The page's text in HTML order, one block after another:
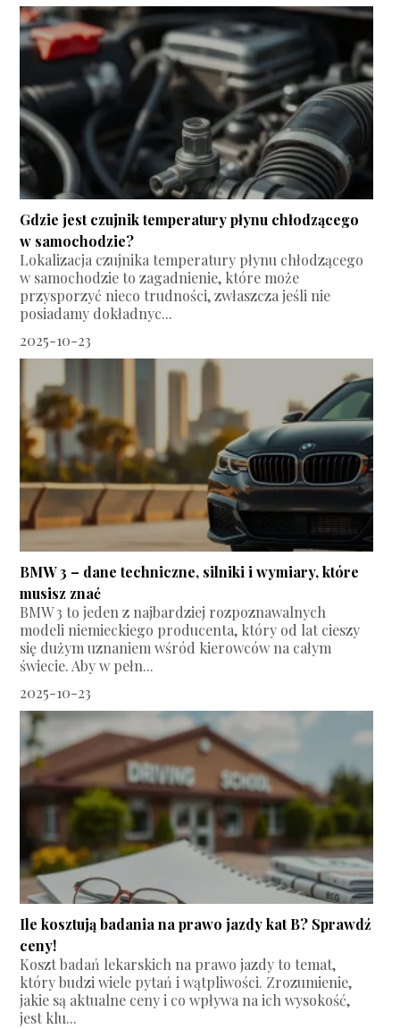
Gdzie jest czujnik temperatury płynu chłodzącego
w samochodzie?
Lokalizacja czujnika temperatury płynu chłodzącego
w samochodzie to zagadnienie, które może
przysporzyć nieco trudności, zwłaszcza jeśli nie
posiadamy dokładnyc...
2025-10-23
BMW 3 – dane techniczne, silniki i wymiary, które
musisz znać
BMW 3 to jeden z najbardziej rozpoznawalnych
modeli niemieckiego producenta, który od lat cieszy
się dużym uznaniem wśród kierowców na całym
świecie. Aby w pełn...
2025-10-23
Ile kosztują badania na prawo jazdy kat B? Sprawdź
ceny!
Koszt badań lekarskich na prawo jazdy to temat,
który budzi wiele pytań i wątpliwości. Zrozumienie,
jakie są aktualne ceny i co wpływa na ich wysokość,
jest klu...